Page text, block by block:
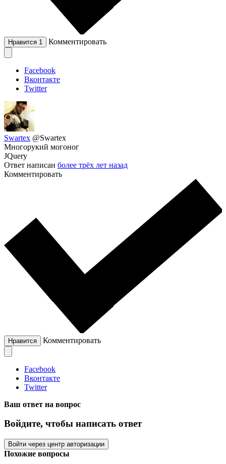
Нравится 1 Комментировать
Facebook
Вконтакте
Twitter
Swartex @Swartex
Многорукий могоног
JQuery
Ответ написан более трёх лет назад
Комментировать
Нравится Комментировать
Facebook
Вконтакте
Twitter
Ваш ответ на вопрос
Войдите, чтобы написать ответ
Войти через центр авторизации
Похожие вопросы